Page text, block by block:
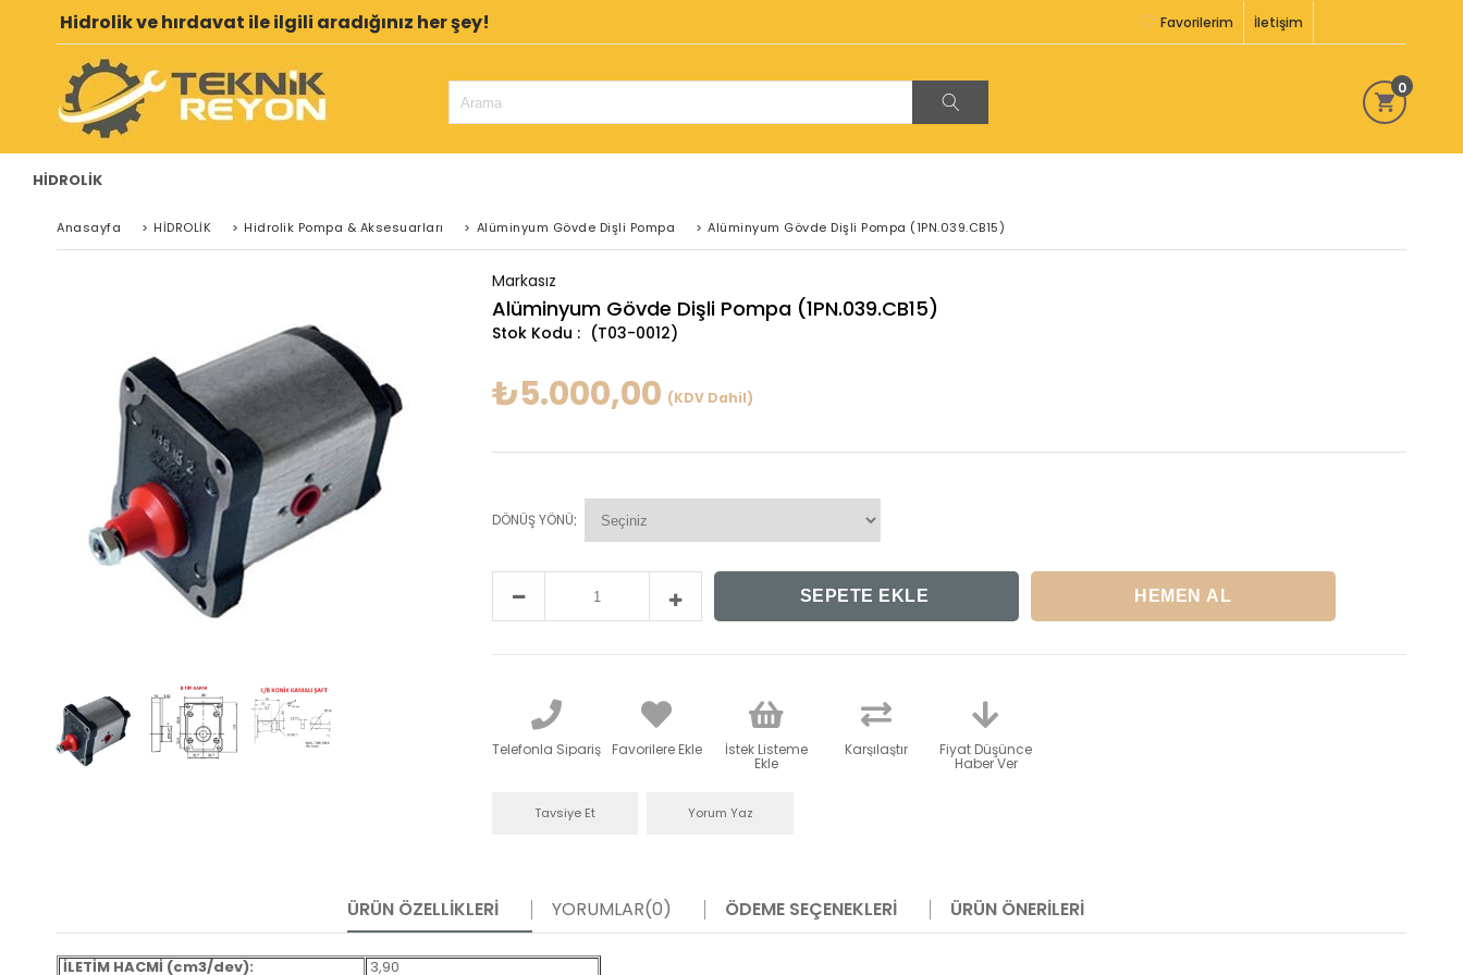
Hidrolik ve hırdavat ile ilgili aradığınız her şey! İletişim
Favorilerim
0
HİDROLİK
Anasayfa > HİDROLİK > Hidrolik Pompa & Aksesuarları > Alüminyum Gövde Dişli Pompa > Alüminyum Gövde Dişli Pompa (1PN.039.CB15)
Markasız
Alüminyum Gövde Dişli Pompa (1PN.039.CB15)
(T03-0012)
₺5.000,00 (KDV Dahil)
DÖNÜŞ YÖNÜ:
Telefonla Sipariş Favorilere Ekle İstek Listeme
Ekle
Karşılaştır Fiyat Düşünce
Haber Ver
Tavsiye Et Yorum Yaz
ÜRÜN ÖZELLIKLERI YORUMLAR(0) ÖDEME SEÇENEKLERI ÜRÜN ÖNERILERI
İLETİM HACMİ (cm3/dev): 3,90